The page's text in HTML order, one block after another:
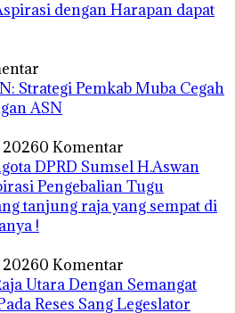
dengan Harapan dapat
Strategi Pemkab Muba Cegah
ASN
20260 Komentar
DPRD Sumsel H.Aswan
Pengebalian Tugu
tanjung raja yang sempat di
!
20260 Komentar
Utara Dengan Semangat
Reses Sang Legeslator